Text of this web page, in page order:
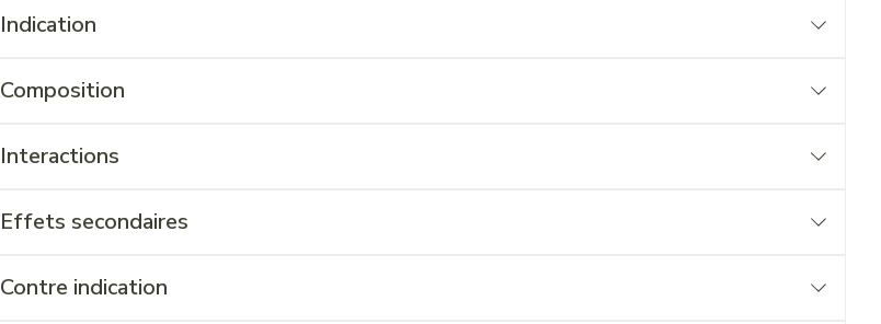
Indication
Composition
Interactions
Effets secondaires
Contre indication